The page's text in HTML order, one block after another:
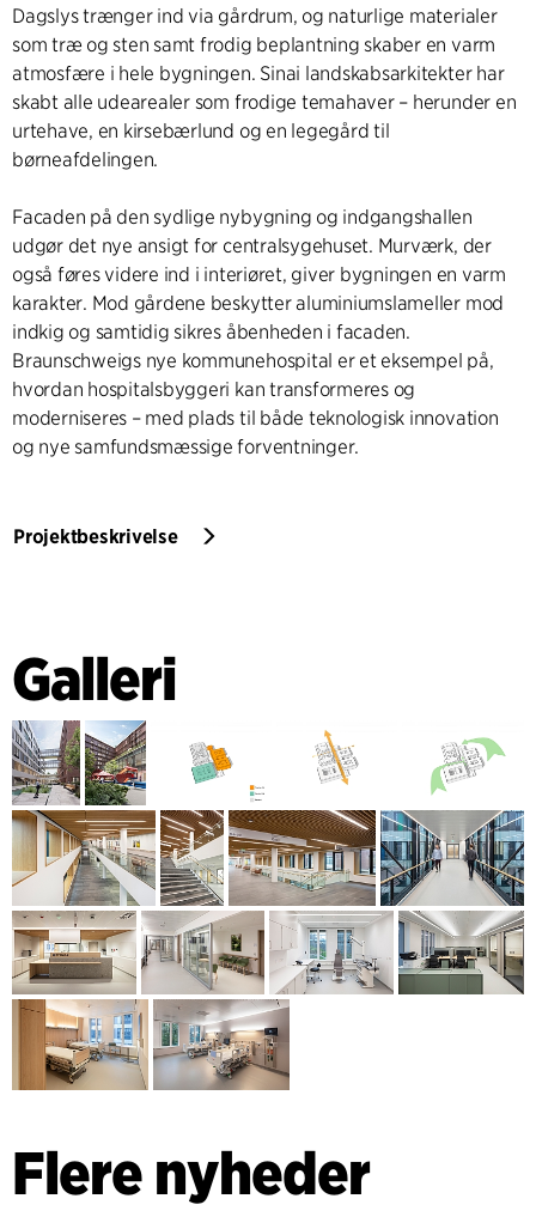
Dagslys trænger ind via gårdrum, og naturlige materialer
som træ og sten samt frodig beplantning skaber en varm
atmosfære i hele bygningen. Sinai landskabsarkitekter har
skabt alle udearealer som frodige temahaver – herunder en
urtehave, en kirsebærlund og en legegård til
børneafdelingen.
Facaden på den sydlige nybygning og indgangshallen
udgør det nye ansigt for centralsygehuset. Murværk, der
også føres videre ind i interiøret, giver bygningen en varm
karakter. Mod gårdene beskytter aluminiumslameller mod
indkig og samtidig sikres åbenheden i facaden.
Braunschweigs nye kommunehospital er et eksempel på,
hvordan hospitalsbyggeri kan transformeres og
moderniseres – med plads til både teknologisk innovation
og nye samfundsmæssige forventninger.
Projektbeskrivelse
Galleri
Flere nyheder